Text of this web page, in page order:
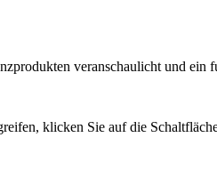
veranschaulicht und ein
klicken Sie auf die